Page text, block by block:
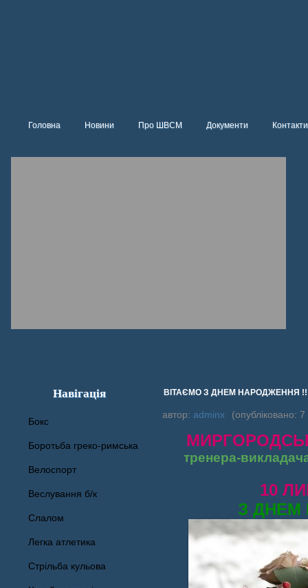
Головна Новини Про ШВСМ Документи Контакти
Навігація
Бокс
Боротьба греко-римська
Велоспорт
Веслування б/к
Cлалом
Легка атлетика
Стрільба кульова
ВІТАЄМО З ДНЕМ НАРОДЖЕННЯ
автор: adminx (опубліковано:
тренера-
10
З ДНЕМ